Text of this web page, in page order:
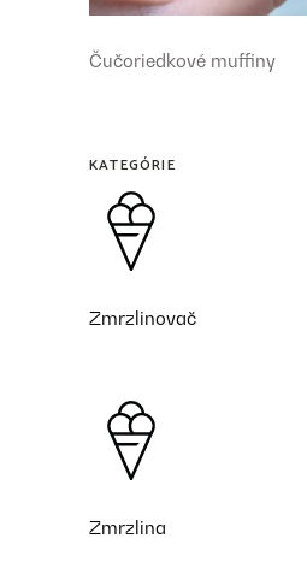
Čučoriedkové muffiny
KATEGÓRIE
Zmrzlinovač
Zmrzlina